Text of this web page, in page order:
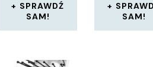
SPRAWDŹ
SAM!
SAM!